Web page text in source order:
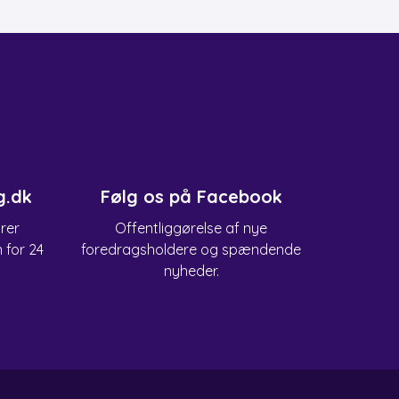
for 24
Følg os på Facebook
Offentliggørelse af nye
foredragsholdere og spændende
nyheder.